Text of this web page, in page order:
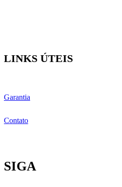
LINKS ÚTEIS
Garantia
Contato
SIGA